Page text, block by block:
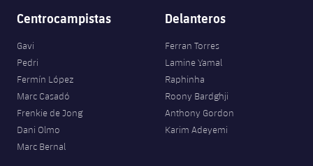
Centrocampistas
Gavi
Pedri
Fermín López
Marc Casadó
Frenkie de Jong
Dani Olmo
Marc Bernal
Delanteros
Ferran Torres
Lamine Yamal
Raphinha
Roony Bardghji
Anthony Gordon
Karim Adeyemi